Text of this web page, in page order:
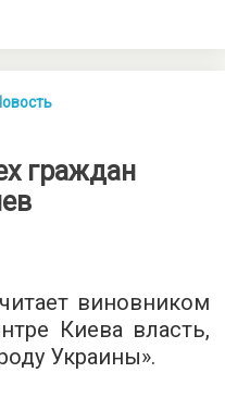
граждан
виновником
Киева власть,
Украины».